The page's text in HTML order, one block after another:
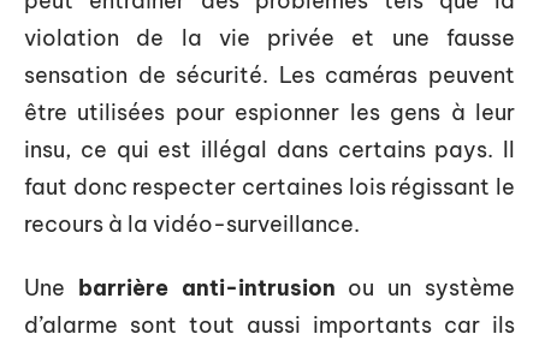
violation de la vie privée et une fausse
sensation de sécurité. Les caméras peuvent
être utilisées pour espionner les gens à leur
insu, ce qui est illégal dans certains pays. Il
faut donc respecter certaines lois régissant le
recours à la vidéo-surveillance.
Une barrière anti-intrusion ou un système
d’alarme sont tout aussi importants car ils